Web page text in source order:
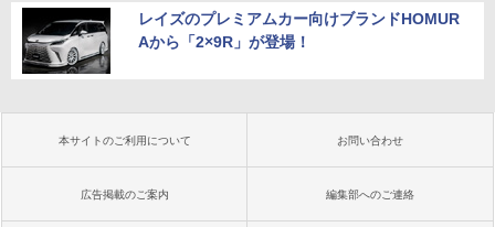
レイズのプレミアムカー向けブランドHOMUR
Aから「2×9R」が登場！
本サイトのご利用について お問い合わせ
広告掲載のご案内 編集部へのご連絡